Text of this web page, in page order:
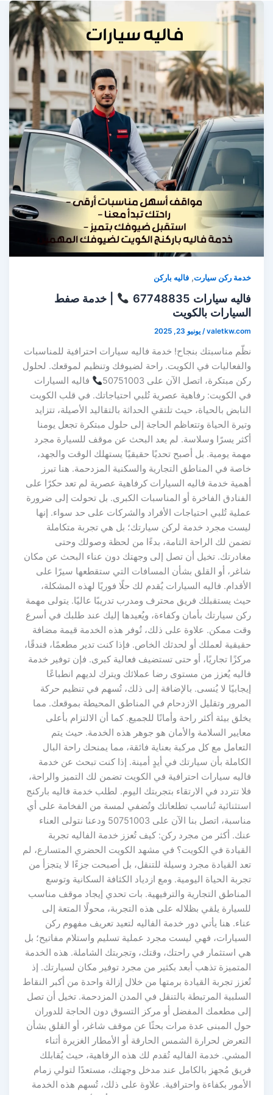
خدمة ركن سيارت,فاليه باركن
فاليه سيارات 67748835
| خدمة صفط
السيارات بالكويت
valetkw.com
/يونيو 23, 2025
نظّم مناسبتك بنجاح! خدمة فاليه سيارات احترافية للمناسبات
والفعاليات في الكويت. راحة لضيوفك وتنظيم لموقعك. لحلول
ركن مبتكرة، اتصل الآن على 50751003
فاليه السيارات
في الكويت: رفاهية عصرية تُلبي احتياجاتك. في قلب الكويت
النابض بالحياة، حيث تلتقي الحداثة بالتقاليد الأصيلة، تتزايد
وتيرة الحياة وتتعاظم الحاجة إلى حلول مبتكرة تجعل يومنا
أكثر يسرًا وسلاسة. لم يعد البحث عن موقف للسيارة مجرد
مهمة يومية. بل أصبح تحديًا حقيقيًا يستهلك الوقت والجهد،
خاصة في المناطق التجارية والسكنية المزدحمة. هنا تبرز
أهمية خدمة فاليه السيارات كرفاهية عصرية لم تعد حكرًا على
الفنادق الفاخرة أو المناسبات الكبرى. بل تحولت إلى ضرورة
عملية تُلبي احتياجات الأفراد والشركات على حد سواء. إنها
ليست مجرد خدمة لركن سيارتك؛ بل هي تجربة متكاملة
تضمن لك الراحة التامة، بدءًا من لحظة وصولك وحتى
مغادرتك. تخيل أن تصل إلى وجهتك دون عناء البحث عن مكان
شاغر، أو القلق بشأن المسافات التي ستقطعها سيرًا على
الأقدام. فاليه السيارات يُقدم لك حلًا فوريًا لهذه المشكلة،
حيث يستقبلك فريق محترف ومدرب تدريبًا عاليًا. يتولى مهمة
ركن سيارتك بأمان وكفاءة، ويُعيدها إليك عند طلبك في أسرع
وقت ممكن. علاوة على ذلك، تُوفر هذه الخدمة قيمة مضافة
حقيقية لعملك أو لحدثك الخاص. فإذا كنت تدير مطعمًا، فندقًا،
مركزًا تجاريًا، أو حتى تستضيف فعالية كبرى. فإن توفير خدمة
فاليه يُعزز من مستوى رضا عملائك ويترك لديهم انطباعًا
إيجابيًا لا يُنسى. بالإضافة إلى ذلك، تُسهم في تنظيم حركة
المرور وتقليل الازدحام في المناطق المحيطة بموقعك. مما
يخلق بيئة أكثر راحة وأمانًا للجميع. كما أن الالتزام بأعلى
معايير السلامة والأمان هو جوهر هذه الخدمة. حيث يتم
التعامل مع كل مركبة بعناية فائقة، مما يمنحك راحة البال
الكاملة بأن سيارتك في أيدٍ أمينة. إذا كنت تبحث عن خدمة
فاليه سيارات احترافية في الكويت تضمن لك التميز والراحة،
فلا تتردد في الارتقاء بتجربتك اليوم. لطلب خدمة فاليه باركنج
استثنائية تُناسب تطلعاتك وتُضفي لمسة من الفخامة على أي
مناسبة، اتصل بنا الآن على 50751003 ودعنا نتولى العناء
عنك. أكثر من مجرد ركن: كيف تُعزز خدمة الفاليه تجربة
القيادة في الكويت؟ في مشهد الكويت الحضري المتسارع، لم
تعد القيادة مجرد وسيلة للتنقل، بل أصبحت جزءًا لا يتجزأ من
تجربة الحياة اليومية. ومع ازدياد الكثافة السكانية وتوسع
المناطق التجارية والترفيهية. بات تحدي إيجاد موقف مناسب
للسيارة يلقي بظلاله على هذه التجربة، محولًا المتعة إلى
عناء. هنا يأتي دور خدمة الفاليه لتعيد تعريف مفهوم ركن
السيارات، فهي ليست مجرد عملية تسليم واستلام مفاتيح؛ بل
هي استثمار في راحتك، وقتك، وتجربتك الشاملة. هذه الخدمة
المتميزة تذهب أبعد بكثير من مجرد توفير مكان لسيارتك. إذ
تُعزز تجربة القيادة برمتها من خلال إزالة واحدة من أكبر النقاط
السلبية المرتبطة بالتنقل في المدن المزدحمة. تخيل أن تصل
إلى مطعمك المفضل أو مركز التسوق دون الحاجة للدوران
حول المبنى عدة مرات بحثًا عن موقف شاغر، أو القلق بشأن
التعرض لحرارة الشمس الحارقة أو الأمطار الغزيرة أثناء
المشي. خدمة الفاليه تُقدم لك هذه الرفاهية، حيث يُقابلك
فريق مُجهز بالكامل عند مدخل وجهتك، مستعدًا لتولي زمام
الأمور بكفاءة واحترافية. علاوة على ذلك، تُسهم هذه الخدمة